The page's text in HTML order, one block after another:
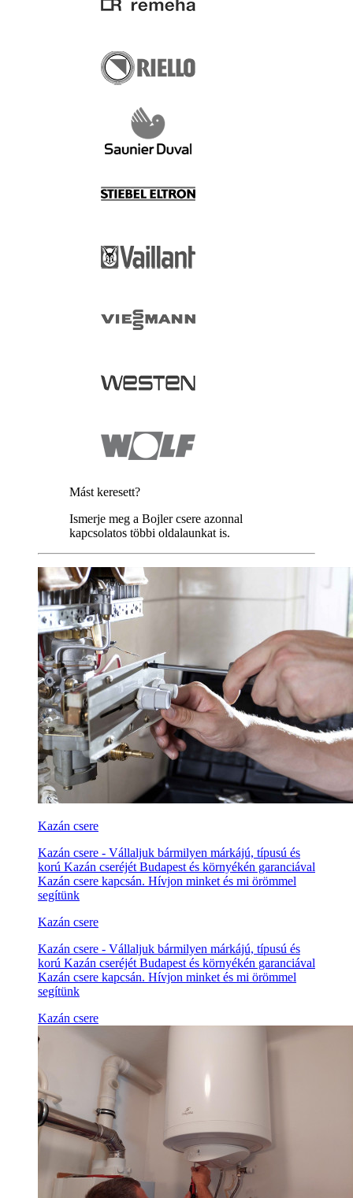
Mást keresett?
Ismerje meg a Bojler csere azonnal
kapcsolatos többi oldalaunkat is.
Kazán csere
Kazán csere - Vállaljuk bármilyen márkájú, típusú és
korú Kazán cseréjét Budapest és környékén garanciával
Kazán csere kapcsán. Hívjon minket és mi örömmel
segítünk
Kazán csere
Kazán csere - Vállaljuk bármilyen márkájú, típusú és
korú Kazán cseréjét Budapest és környékén garanciával
Kazán csere kapcsán. Hívjon minket és mi örömmel
segítünk
Kazán csere